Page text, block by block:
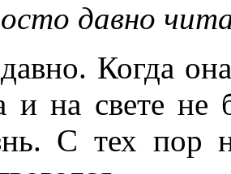
давно
Когда
и на свете
С тех пор